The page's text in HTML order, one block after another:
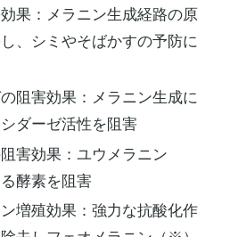
果：メラニン生成経路の原
、シミやそばかすの予防に
阻害効果：メラニン生成に
ダーゼ活性を阻害
害効果：ユウメラニン
酵素を阻害
増殖効果：強力な抗酸化作